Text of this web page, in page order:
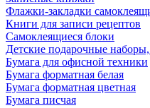
Флажки-закладки
Книги для записи рецептов
Самоклеящиеся блоки
Детские подарочные
Бумага для офисной техники
Бумага форматная белая
Бумага форматная цветная
Бумага писчая